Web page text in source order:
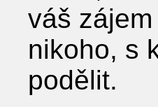
váš
nikoho, s
podělit.